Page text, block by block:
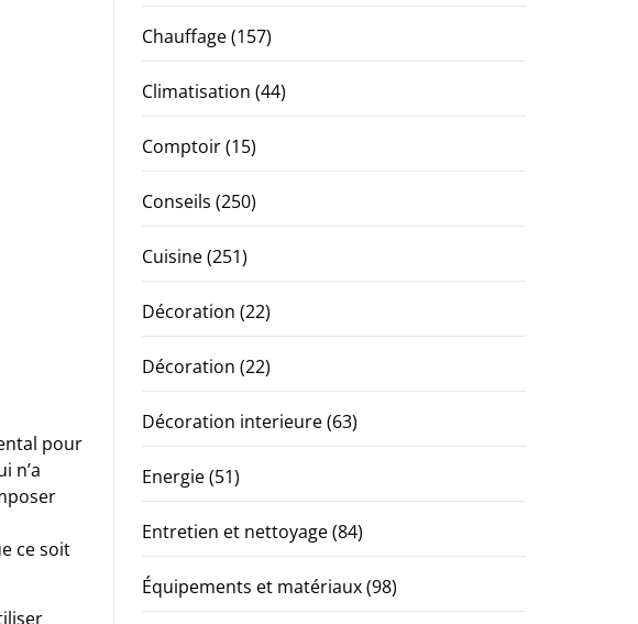
pour
n’a
ce soit
Chauffage(157)
Climatisation (44)
Comptoir(15)
Conseils (250)
Cuisine(251)
Décoration (22)
Décoration (22)
Décoration interieure(63)
Energie(51)
Entretien et nettoyage(84)
Équipements et matériaux(98)